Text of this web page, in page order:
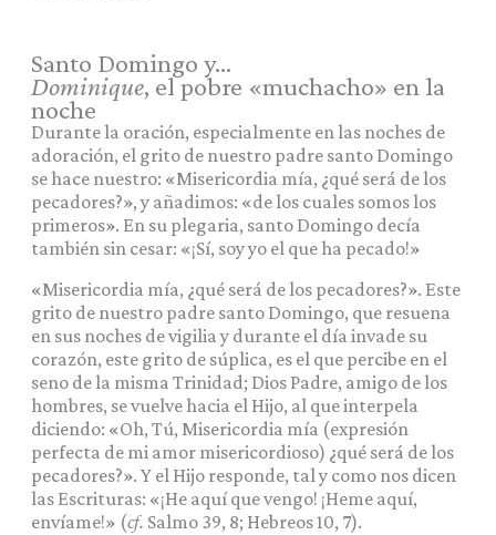
Santo Domingo y…
Dominique, el pobre «muchacho» en la
noche
Durante la oración, especialmente en las noches de
adoración, el grito de nuestro padre santo Domingo
se hace nuestro: «Misericordia mía, ¿qué será de los
pecadores?», y añadimos: «de los cuales somos los
primeros». En su plegaria, santo Domingo decía
también sin cesar: «¡Sí, soy yo el que ha pecado!»
«Misericordia mía, ¿qué será de los pecadores?». Este
grito de nuestro padre santo Domingo, que resuena
en sus noches de vigilia y durante el día invade su
corazón, este grito de súplica, es el que percibe en el
seno de la misma Trinidad; Dios Padre, amigo de los
hombres, se vuelve hacia el Hijo, al que interpela
diciendo: «Oh, Tú, Misericordia mía (expresión
perfecta de mi amor misericordioso) ¿qué será de los
pecadores?». Y el Hijo responde, tal y como nos dicen
las Escrituras: «¡He aquí que vengo! ¡Heme aquí,
envíame!» (cf. Salmo 39, 8; Hebreos 10, 7).